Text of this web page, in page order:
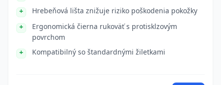
Hrebeňová lišta znižuje riziko poškodenia pokožky
Ergonomická čierna rukoväť s protisklzovým
povrchom
Kompatibilný so štandardnými žiletkami